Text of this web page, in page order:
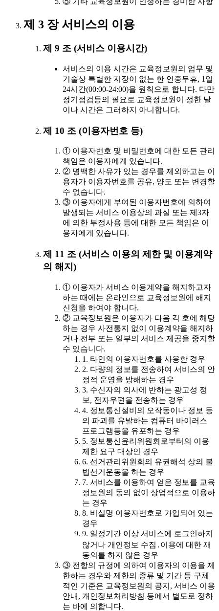
제 3 장 서비스의 이용
제 9 조 (서비스 이용시간)
서비스의 이용 시간은 교육정보원의 업무 및
기술상 특별한 지장이 없는 한 연중무휴, 1일
24시간(00:00-24:00)을 원칙으로 합니다. 다만
정기점검등의 필요로 교육정보원이 정한 날
이나 시간은 그러하지 아니합니다.
제 10 조 (이용자번호 등)
① 이용자번호 및 비밀번호에 대한 모든 관리
책임은 이용자에게 있습니다.
② 명백한 사유가 있는 경우를 제외하고는 이
용자가 이용자번호를 공유, 양도 또는 변경할
수 없습니다.
③ 이용자에게 부여된 이용자번호에 의하여
발생되는 서비스 이용상의 과실 또는 제3자
에 의한 부정사용 등에 대한 모든 책임은 이
용자에게 있습니다.
제 11 조 (서비스 이용의 제한 및 이용계약
의 해지)
① 이용자가 서비스 이용계약을 해지하고자
하는 때에는 온라인으로 교육정보원에 해지
신청을 하여야 합니다.
② 교육정보원은 이용자가 다음 각 호에 해당
하는 경우 사전통지 없이 이용계약을 해지하
거나 전부 또는 일부의 서비스 제공을 중지할
수 있습니다.
1. 타인의 이용자번호를 사용한 경우
2. 다량의 정보를 전송하여 서비스의 안
정적 운영을 방해하는 경우
3. 수신자의 의사에 반하는 광고성 정
보, 전자우편을 전송하는 경우
4. 정보통신설비의 오작동이나 정보 등
의 파괴를 유발하는 컴퓨터 바이러스
프로그램등을 유포하는 경우
5. 정보통신윤리위원회로부터의 이용
제한 요구 대상인 경우
6. 선거관리위원회의 유권해석 상의 불
법선거운동을 하는 경우
7. 서비스를 이용하여 얻은 정보를 교육
정보원의 동의 없이 상업적으로 이용하
는 경우
8. 비실명 이용자번호로 가입되어 있는
경우
9. 일정기간 이상 서비스에 로그인하지
않거나 개인정보 수집․이용에 대한 재
동의를 하지 않은 경우
③ 전항의 규정에 의하여 이용자의 이용을 제
한하는 경우와 제한의 종류 및 기간 등 구체
적인 기준은 교육정보원의 공지, 서비스 이용
안내, 개인정보처리방침 등에서 별도로 정하
는 바에 의합니다.